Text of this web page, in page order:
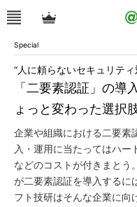
Special
「二要素認証」の導
ょっと変わった選択
“人に頼らないセキュリテ
企業や組織における二要素
入・運用に当たってはハ
などのコストが付きまとう
が二要素認証を導入するに
フト技研はそんな企業に向